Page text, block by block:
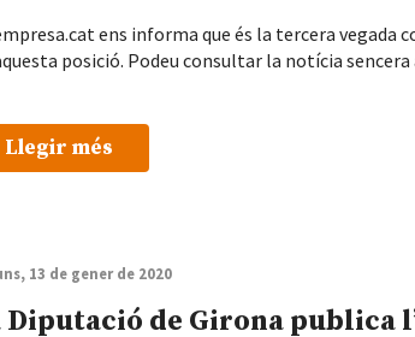
ens informa que és la tercera
posició. Podeu consultar la notícia sencera
Llegir més
13 de gener de 2020
Diputació de Girona publica